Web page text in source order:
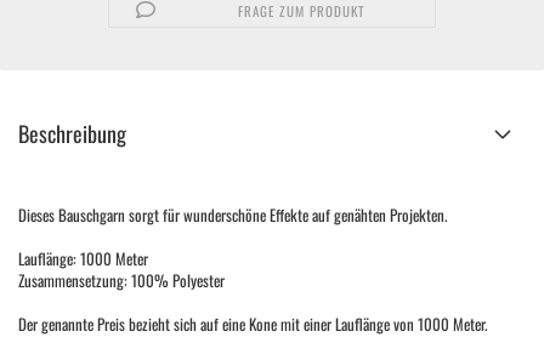
FRAGE ZUM PRODUKT
Beschreibung
Dieses Bauschgarn sorgt für wunderschöne Effekte auf genähten Projekten.
Lauflänge: 1000 Meter
Zusammensetzung: 100% Polyester
Der genannte Preis bezieht sich auf eine Kone mit einer Lauflänge von 1000 Meter.